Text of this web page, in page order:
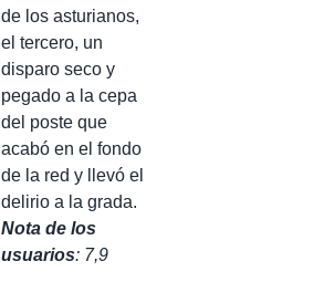
de los asturianos,
el tercero, un
disparo seco y
pegado a la cepa
del poste que
acabó en el fondo
de la red y llevó el
delirio a la grada.
Nota de los
usuarios: 7,9